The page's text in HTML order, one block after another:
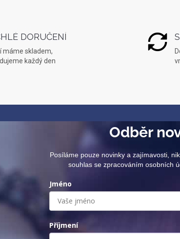
DORUČENÍ
máme skladem,
každý den
Odběr
Posíláme pouze novinky a zajímavosti,
souhlas se zpracováním osobních
Jméno
Příjmení